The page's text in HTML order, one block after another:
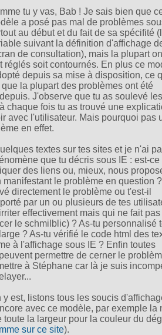
tu y vas, Bab ! Je sais bien que
a posé pas mal de problèmes
au début et du fait de sa spécifité
suivant la définition d'affichage
de consultation), mais la plupart
réglés soit contournés. En plus ce
depuis sa mise à disposition, ce
que la plupart des problèmes ont été
J'observe que tu as soulevé les
chaque fois tu as trouvé une
avec l'utilisateur. Mais pourquoi pas
en effet.
textes sur tes sites et je n'ai
que tu décris sous IE : est-ce
des liens ou, mieux, nous
manifestant le problème en question
directement le problème ou t'est-il
par un ou plusieurs de tes
effectivement mais qui ne fait pas
le schmilblic) ? As-tu personnalisé
? As-tu vérifié le code html des
à l'affichage sous IE ? Enfin toutes
permettre de cerner le
à Stéphane car là je suis
y est, listons tous les soucis
avec ce modèle, par exemple la
toute la largeur pour la couleur du
sur ce site).